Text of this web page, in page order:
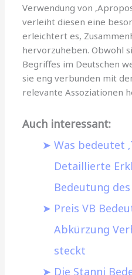
Verwendung von
verleiht diesen eine
erleichtert es,
hervorzuheben. Obwohl
Begriffes im Deutschen
sie eng verbunden mit
relevante Assoziationen
Auch interessant:
Was bedeutet
Detaillierte
Bedeutung
Preis VB
Abkürzung
steckt
Die Stanni